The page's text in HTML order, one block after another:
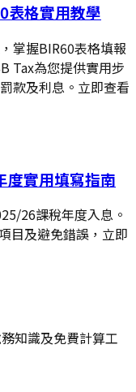
表格實用教學
掌握BIR60表格填報
Tax為您提供實用步
款及利息。立即查看
度實用填寫指南
26課稅年度入息。
目及避免錯誤，立即
知識及免費計算工